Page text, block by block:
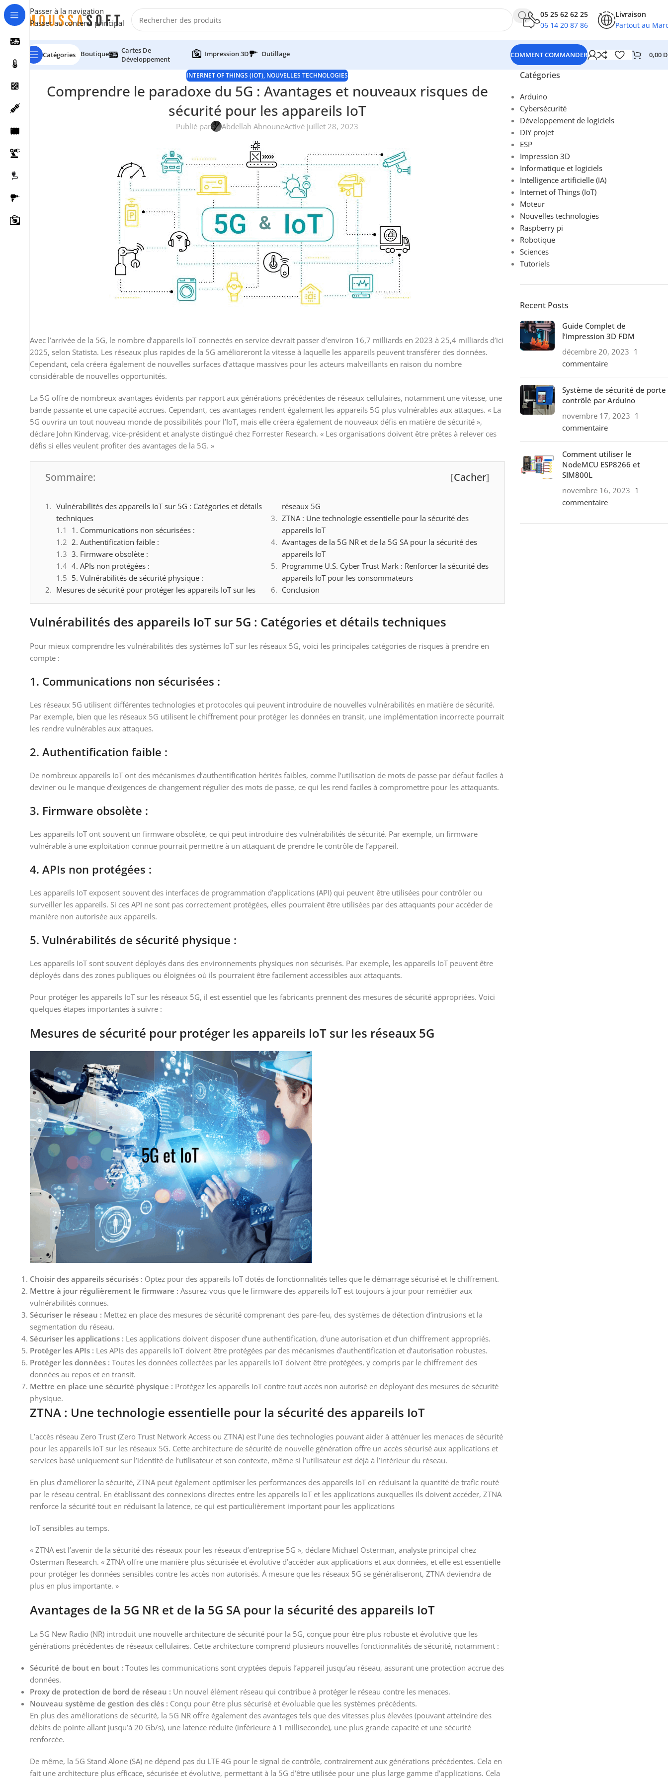
Passer à la navigation
Passer au contenu principal
moussasoft
05 25 62 62 25
06 14 20 87 86
Livraison
Partout au
Catégories Boutique
Cartes De
Développement
Impression 3D Outillage COMMENT COMMANDER 0,00
INTERNET OF THINGS (IOT), NOUVELLES TECHNOLOGIES
Comprendre le paradoxe du 5G : Avantages et nouveaux risques de
sécurité pour les appareils IoT
Publié par Abdellah AbnouneActivé juillet 28, 2023
Avec l’arrivée de la 5G, le nombre d’appareils IoT connectés en service devrait passer d’environ 16,7 milliards en 2023 à 25,4 milliards d’ici
2025, selon Statista. Les réseaux plus rapides de la 5G amélioreront la vitesse à laquelle les appareils peuvent transférer des données.
Cependant, cela créera également de nouvelles surfaces d’attaque massives pour les acteurs malveillants en raison du nombre
considérable de nouvelles opportunités.
La 5G offre de nombreux avantages évidents par rapport aux générations précédentes de réseaux cellulaires, notamment une vitesse, une
bande passante et une capacité accrues. Cependant, ces avantages rendent également les appareils 5G plus vulnérables aux attaques. « La
5G ouvrira un tout nouveau monde de possibilités pour l’IoT, mais elle créera également de nouveaux défis en matière de sécurité »,
déclare John Kindervag, vice-président et analyste distingué chez Forrester Research. « Les organisations doivent être prêtes à relever ces
défis si elles veulent profiter des avantages de la 5G. »
Sommaire: [Cacher]
Vulnérabilités des appareils IoT sur 5G : Catégories et détails
techniques
1. Communications non sécurisées :
2. Authentification faible :
3. Firmware obsolète :
4. APIs non protégées :
5. Vulnérabilités de sécurité physique :
Mesures de sécurité pour protéger les appareils IoT sur les
réseaux 5G
ZTNA : Une technologie essentielle pour la sécurité des
appareils IoT
Avantages de la 5G NR et de la 5G SA pour la sécurité des
appareils IoT
Programme U.S. Cyber Trust Mark : Renforcer la sécurité des
appareils IoT pour les consommateurs
Conclusion
Vulnérabilités des appareils IoT sur 5G : Catégories et détails techniques
Pour mieux comprendre les vulnérabilités des systèmes IoT sur les réseaux 5G, voici les principales catégories de risques à prendre en
compte :
1. Communications non sécurisées :
Les réseaux 5G utilisent différentes technologies et protocoles qui peuvent introduire de nouvelles vulnérabilités en matière de sécurité.
Par exemple, bien que les réseaux 5G utilisent le chiffrement pour protéger les données en transit, une implémentation incorrecte pourrait
les rendre vulnérables aux attaques.
2. Authentification faible :
De nombreux appareils IoT ont des mécanismes d’authentification hérités faibles, comme l’utilisation de mots de passe par défaut faciles à
deviner ou le manque d’exigences de changement régulier des mots de passe, ce qui les rend faciles à compromettre pour les attaquants.
3. Firmware obsolète :
Les appareils IoT ont souvent un firmware obsolète, ce qui peut introduire des vulnérabilités de sécurité. Par exemple, un firmware
vulnérable à une exploitation connue pourrait permettre à un attaquant de prendre le contrôle de l’appareil.
4. APIs non protégées :
Les appareils IoT exposent souvent des interfaces de programmation d’applications (API) qui peuvent être utilisées pour contrôler ou
surveiller les appareils. Si ces API ne sont pas correctement protégées, elles pourraient être utilisées par des attaquants pour accéder de
manière non autorisée aux appareils.
5. Vulnérabilités de sécurité physique :
Les appareils IoT sont souvent déployés dans des environnements physiques non sécurisés. Par exemple, les appareils IoT peuvent être
déployés dans des zones publiques ou éloignées où ils pourraient être facilement accessibles aux attaquants.
Pour protéger les appareils IoT sur les réseaux 5G, il est essentiel que les fabricants prennent des mesures de sécurité appropriées. Voici
quelques étapes importantes à suivre :
Mesures de sécurité pour protéger les appareils IoT sur les réseaux 5G
Choisir des appareils sécurisés : Optez pour des appareils IoT dotés de fonctionnalités telles que le démarrage sécurisé et le chiffrement.
Mettre à jour régulièrement le firmware : Assurez-vous que le firmware des appareils IoT est toujours à jour pour remédier aux
vulnérabilités connues.
Sécuriser le réseau : Mettez en place des mesures de sécurité comprenant des pare-feu, des systèmes de détection d’intrusions et la
segmentation du réseau.
Sécuriser les applications : Les applications doivent disposer d’une authentification, d’une autorisation et d’un chiffrement appropriés.
Protéger les APIs : Les APIs des appareils IoT doivent être protégées par des mécanismes d’authentification et d’autorisation robustes.
Protéger les données : Toutes les données collectées par les appareils IoT doivent être protégées, y compris par le chiffrement des
données au repos et en transit.
Mettre en place une sécurité physique : Protégez les appareils IoT contre tout accès non autorisé en déployant des mesures de sécurité
physique.
ZTNA : Une technologie essentielle pour la sécurité des appareils IoT
L’accès réseau Zero Trust (Zero Trust Network Access ou ZTNA) est l’une des technologies pouvant aider à atténuer les menaces de sécurité
pour les appareils IoT sur les réseaux 5G. Cette architecture de sécurité de nouvelle génération offre un accès sécurisé aux applications et
services basé uniquement sur l’identité de l’utilisateur et son contexte, même si l’utilisateur est déjà à l’intérieur du réseau.
En plus d’améliorer la sécurité, ZTNA peut également optimiser les performances des appareils IoT en réduisant la quantité de trafic routé
par le réseau central. En établissant des connexions directes entre les appareils IoT et les applications auxquelles ils doivent accéder, ZTNA
renforce la sécurité tout en réduisant la latence, ce qui est particulièrement important pour les applications
IoT sensibles au temps.
« ZTNA est l’avenir de la sécurité des réseaux pour les réseaux d’entreprise 5G », déclare Michael Osterman, analyste principal chez
Osterman Research. « ZTNA offre une manière plus sécurisée et évolutive d’accéder aux applications et aux données, et elle est essentielle
pour protéger les données sensibles contre les accès non autorisés. À mesure que les réseaux 5G se généraliseront, ZTNA deviendra de
plus en plus importante. »
Avantages de la 5G NR et de la 5G SA pour la sécurité des appareils IoT
La 5G New Radio (NR) introduit une nouvelle architecture de sécurité pour la 5G, conçue pour être plus robuste et évolutive que les
générations précédentes de réseaux cellulaires. Cette architecture comprend plusieurs nouvelles fonctionnalités de sécurité, notamment :
Sécurité de bout en bout : Toutes les communications sont cryptées depuis l’appareil jusqu’au réseau, assurant une protection accrue des
données.
Proxy de protection de bord de réseau : Un nouvel élément réseau qui contribue à protéger le réseau contre les menaces.
Nouveau système de gestion des clés : Conçu pour être plus sécurisé et évoluable que les systèmes précédents.
En plus des améliorations de sécurité, la 5G NR offre également des avantages tels que des vitesses plus élevées (pouvant atteindre des
débits de pointe allant jusqu’à 20 Gb/s), une latence réduite (inférieure à 1 milliseconde), une plus grande capacité et une sécurité
renforcée.
De même, la 5G Stand Alone (SA) ne dépend pas du LTE 4G pour le signal de contrôle, contrairement aux générations précédentes. Cela en
fait une architecture plus efficace, sécurisée et évolutive, permettant à la 5G d’être utilisée pour une plus large gamme d’applications. Cela
Catégories
Arduino
Cybersécurité
Développement de logiciels
DIY projet
ESP
Impression 3D
Informatique et logiciels
Intelligence artificielle (IA)
Internet of Things (IoT)
Moteur
Nouvelles technologies
Raspberry pi
Robotique
Sciences
Tutoriels
Recent Posts
Guide Complet de
l’Impression 3D FDM
décembre 20, 2023 1
commentaire
Système de sécurité de porte
contrôlé par Arduino
novembre 17, 2023 1
commentaire
Comment utiliser le
NodeMCU ESP8266 et
SIM800L
novembre 16, 2023 1
commentaire